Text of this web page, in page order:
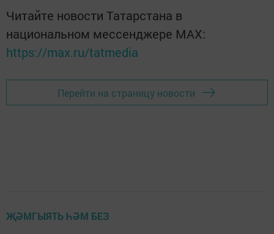
Читайте новости Татарстана в
национальном мессенджере MАХ:
https://max.ru/tatmedia
Перейти на страницу новости
ҖӘМГЫЯТЬ ҺӘМ БЕЗ